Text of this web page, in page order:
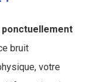
ponctuellement
bruit
votre